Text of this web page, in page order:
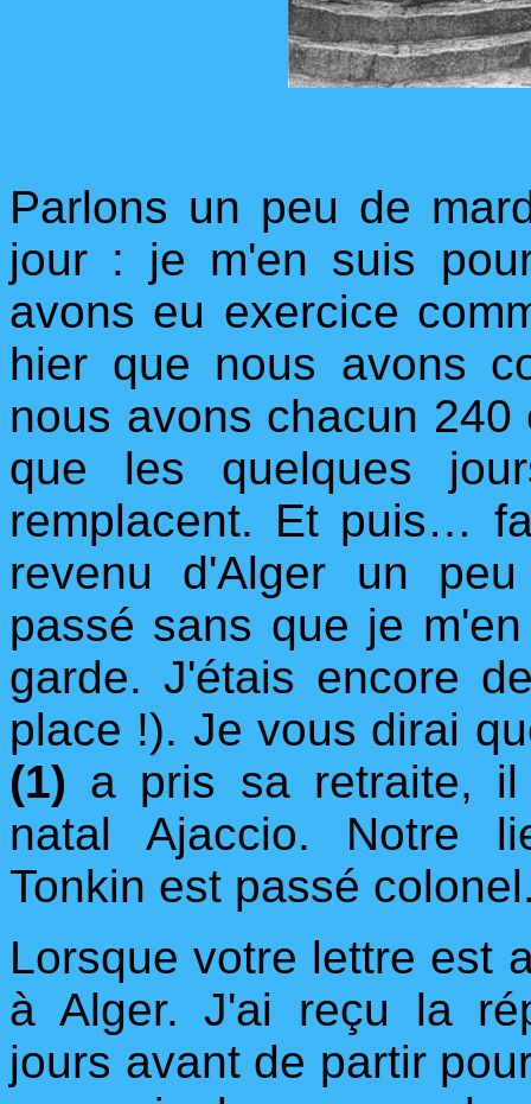
Parlons un peu de
jour : je m'en suis
avons eu exercice
hier que nous avons
nous avons chacun
que les quelques
remplacent. Et puis…
revenu d'Alger un
passé sans que je
garde. J'étais encore
place !). Je vous dirai
(1) a pris sa retraite,
natal Ajaccio. Notre
Tonkin est passé
Lorsque votre lettre est
à Alger. J'ai reçu la
jours avant de partir